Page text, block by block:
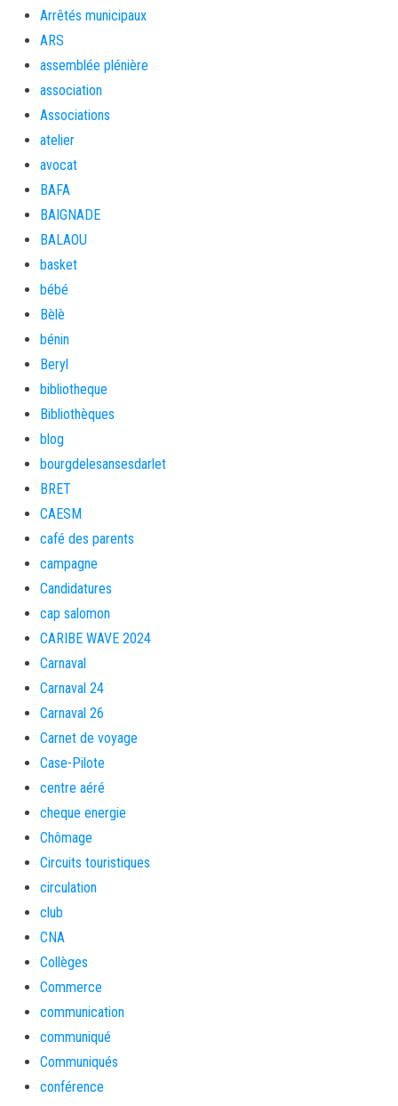
Arrêtés municipaux
ARS
assemblée plénière
association
Associations
atelier
avocat
BAFA
BAIGNADE
BALAOU
basket
bébé
Bèlè
bénin
Beryl
bibliotheque
Bibliothèques
blog
bourgdelesansesdarlet
BRET
CAESM
café des parents
campagne
Candidatures
cap salomon
CARIBE WAVE 2024
Carnaval
Carnaval 24
Carnaval 26
Carnet de voyage
Case-Pilote
centre aéré
cheque energie
Chômage
Circuits touristiques
circulation
club
CNA
Collèges
Commerce
communication
communiqué
Communiqués
conférence